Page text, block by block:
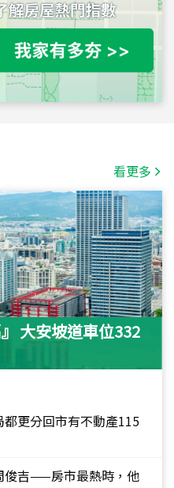
看更多
大安坡道車位332
更分回市有不動產115
俊吉——房市最熱時，他